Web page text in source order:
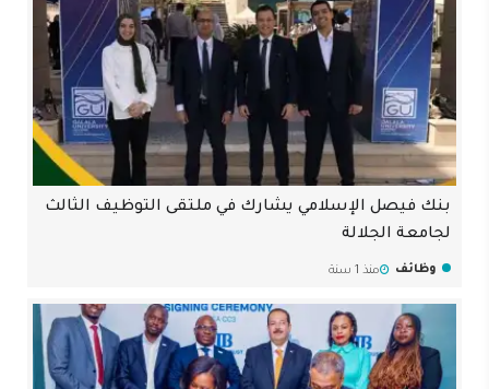
بنك فيصل الإسلامي يشارك في ملتقى التوظيف الثالث
لجامعة الجلالة
وظائف منذ 1 سنة